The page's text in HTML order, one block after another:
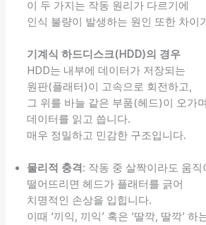
이 두 가지는 작동 원리가 다르기에
인식 불량이 발생하는 원인 또한 차이
기계식 하드디스크(HDD)의 경우
HDD는 내부에 데이터가 저장되는
원판(플래터)이 고속으로 회전하고,
그 위를 바늘 같은 부품(헤드)이 오가며
데이터를 읽고 씁니다.
매우 정밀하고 민감한 구조입니다.
물리적 충격 : 작동 중 살짝이라도 움직
떨어뜨리면 헤드가 플래터를 긁어
치명적인 손상을 입힙니다.
이때 ‘끼익, 끼익’ 혹은 ‘딸깍, 딸깍’ 하